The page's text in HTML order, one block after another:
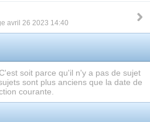
avril 26 2023 14:40
soit parce qu'il n'y a pas de sujet
sont plus anciens que la date de
courante.